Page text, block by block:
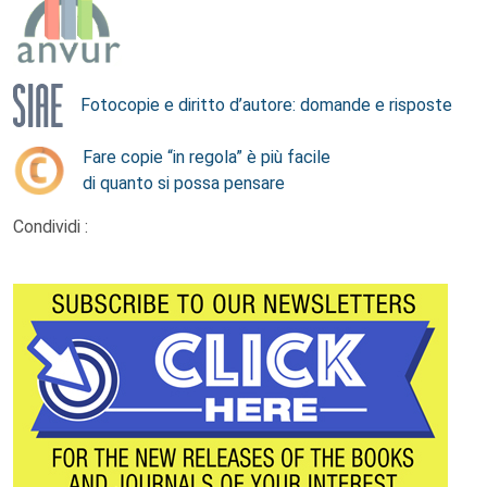
Fotocopie e diritto d’autore: domande e risposte
Fare copie “in regola” è più facile
di quanto si possa pensare
Condividi :